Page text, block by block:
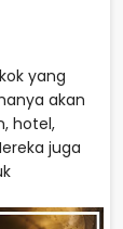
yang
akan
hotel,
juga